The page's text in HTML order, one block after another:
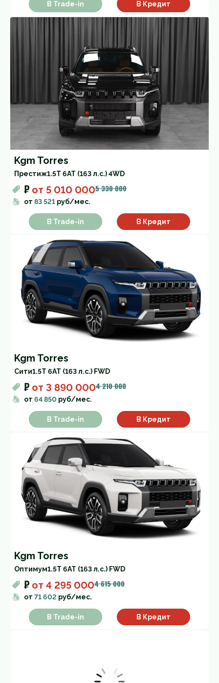
В Trade-in В Кредит
Kgm Torres
Престиж1.5T 6AT (163 л.с.) 4WD
₽ от 5 010 0005 330 000
от 83 521 руб/мес.
В Trade-in В Кредит
Kgm Torres
Cити1.5T 6AT (163 л.с.) FWD
₽ от 3 890 0004 210 000
от 64 850 руб/мес.
В Trade-in В Кредит
Kgm Torres
Оптимум1.5T 6AT (163 л.с.) FWD
₽ от 4 295 0004 615 000
от 71 602 руб/мес.
В Trade-in В Кредит